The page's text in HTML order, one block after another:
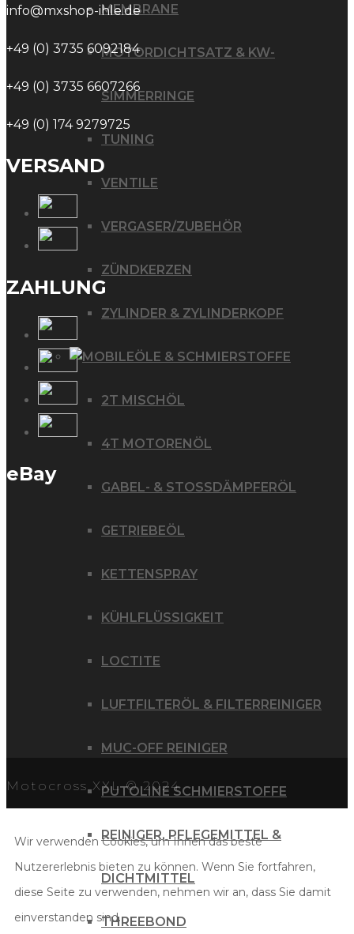
MEMBRANE
MOTORDICHTSATZ & KW-
SIMMERRINGE
TUNING
VENTILE
VERGASER/ZUBEHÖR
ZÜNDKERZEN
ZYLINDER & ZYLINDERKOPF
ÖLE & SCHMIERSTOFFE
2T MISCHÖL
4T MOTORENÖL
GABEL- & STOSSDÄMPFERÖL
GETRIEBEÖL
KETTENSPRAY
KÜHLFLÜSSIGKEIT
LOCTITE
LUFTFILTERÖL & FILTERREINIGER
MUC-OFF REINIGER
PUTOLINE SCHMIERSTOFFE
REINIGER, PFLEGEMITTEL &
DICHTMITTEL
THREEBOND
info@mxshop-ihle.de
+49 (0) 3735 6092184
+49 (0) 3735 6607266
+49 (0) 174 9279725
VERSAND
ZAHLUNG
eBay
Motocross XXL © 2024
Wir verwenden Cookies, um Ihnen das beste
Nutzererlebnis bieten zu können. Wenn Sie fortfahren,
diese Seite zu verwenden, nehmen wir an, dass Sie damit
einverstanden sind.